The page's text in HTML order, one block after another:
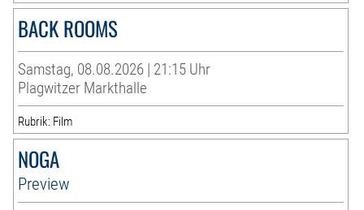
BACK ROOMS
Samstag, 08.08.2026 | 21:15 Uhr
Plagwitzer Markthalle
Rubrik: Film
NOGA
Preview